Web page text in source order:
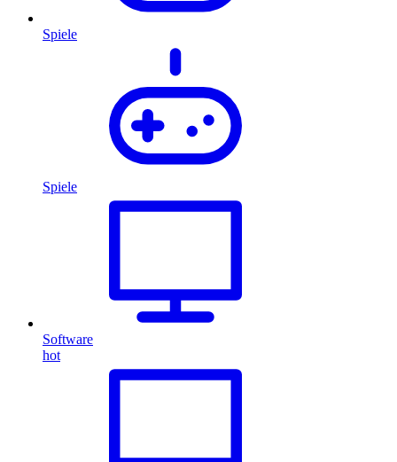
Spiele
Spiele
Software
hot